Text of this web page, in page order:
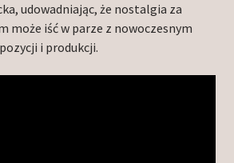
udowadniając, że nostalgia za
może iść w parze z nowoczesnym
i produkcji.